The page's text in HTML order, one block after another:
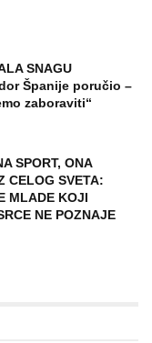
SNAGU
Španije poručio –
zaboraviti“
SPORT, ONA
CELOG SVETA:
MLADE KOJI
NE POZNAJE